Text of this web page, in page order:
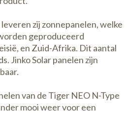
zij zonnepanelen, welke
geproduceerd
en Zuid-Afrika. Dit aantal
Jinko Solar panelen zijn
van de Tiger NEO N-Type
mooi weer voor een